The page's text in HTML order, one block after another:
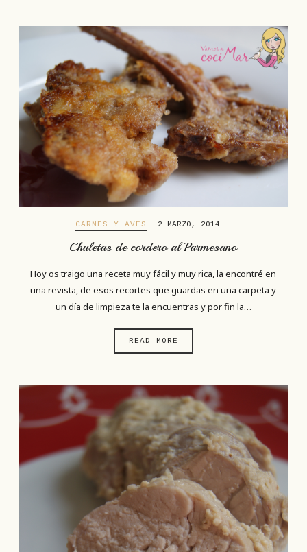
CARNES Y AVES 2 MARZO, 2014
Chuletas de cordero al Parmesano
Hoy os traigo una receta muy fácil y muy rica, la encontré en
una revista, de esos recortes que guardas en una carpeta y
un día de limpieza te la encuentras y por fin la…
READ MORE